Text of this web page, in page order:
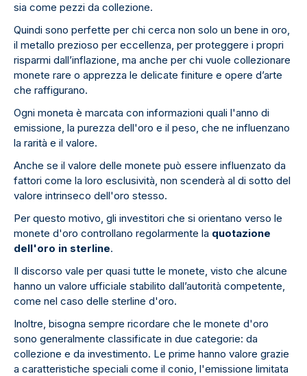
sia come pezzi da collezione.
Quindi sono perfette per chi cerca non solo un bene in oro,
il metallo prezioso per eccellenza, per proteggere i propri
risparmi dall’inflazione, ma anche per chi vuole collezionare
monete rare o apprezza le delicate finiture e opere d’arte
che raffigurano.
Ogni moneta è marcata con informazioni quali l'anno di
emissione, la purezza dell'oro e il peso, che ne influenzano
la rarità e il valore.
Anche se il valore delle monete può essere influenzato da
fattori come la loro esclusività, non scenderà al di sotto del
valore intrinseco dell'oro stesso.
Per questo motivo, gli investitori che si orientano verso le
monete d'oro controllano regolarmente la quotazione
dell'oro in sterline.
Il discorso vale per quasi tutte le monete, visto che alcune
hanno un valore ufficiale stabilito dall’autorità competente,
come nel caso delle sterline d'oro.
Inoltre, bisogna sempre ricordare che le monete d'oro
sono generalmente classificate in due categorie: da
collezione e da investimento. Le prime hanno valore grazie
a caratteristiche speciali come il conio, l'emissione limitata